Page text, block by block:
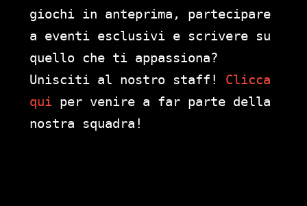
giochi in anteprima, partecipare
a eventi esclusivi e scrivere su
quello che ti appassiona?
Unisciti al nostro staff! Clicca
qui per venire a far parte della
nostra squadra!